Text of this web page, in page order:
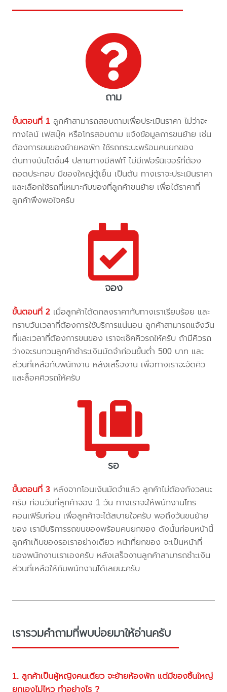
ถาม
ขั้นตอนที่ 1 ลูกค้าสามารถสอบถามเพื่อประเมินราคา ไม่ว่าจะ
ทางไลน์ เฟสบุ๊ค หรือโทรสอบถาม แจ้งข้อมูลการขนย้าย เช่น
ต้องการขนของย้ายหอพัก ใช้รถกระบะพร้อมคนยกของ
ต้นทางบันไดชั้น4 ปลายทางมีลิฟท์ ไม่มีเฟอร์นิเจอร์ที่ต้อง
ถอดประกอบ มีของใหญ่ตู้เย็น เป็นต้น ทางเราจะประเมินราคา
และเลือกใช้รถที่เหมาะกับของที่ลูกค้าขนย้าย เพื่อได้ราคาที่
ลูกค้าพึงพอใจครับ
จอง
ขั้นตอนที่ 2 เมื่อลูกค้าได้ตกลงราคากับทางเราเรียบร้อย และ
ทราบวันเวลาที่ต้องการใช้บริการแน่นอน ลูกค้าสามารถแจ้งวัน
ที่และเวลาที่ต้องการขนของ เราจะเช็คคิวรถให้ครับ ถ้ามีคิวรถ
ว่างจะรบกวนลูกค้าชำระเงินมัดจำก่อนขั้นต่ำ 500 บาท และ
ส่วนที่เหลือกับพนักงาน หลังเสร็จงาน เพื่อทางเราจะจัดคิว
และล็อคคิวรถให้ครับ
รอ
ขั้นตอนที่ 3 หลังจากโอนเงินมัดจำแล้ว ลูกค้าไม่ต้องกังวลนะ
ครับ ก่อนวันที่ลูกค้าจอง 1 วัน ทางเราจะให้พนักงานโทร
คอนเฟิร์มก่อน เพื่อลูกค้าจะได้สบายใจครับ พอถึงวันขนย้าย
ของ เรามีบริการรถขนของพร้อมคนยกของ ดังนั้นก่อนหน้านี้
ลูกค้าเก็บของรอเราอย่างเดียว หน้าที่ยกของ จะเป็นหน้าที่
ของพนักงานเราเองครับ หลังเสร็จงานลูกค้าสามารถชำะเงิน
ส่วนที่เหลือให้กับพนักงานได้เลยนะครับ
เรารวมคำถามที่พบบ่อยมาให้อ่านครับ
1. ลูกค้าเป็นผู้หญิงคนเดียว จะย้ายห้องพัก แต่มีของชิ้นใหญ่
ยกเองไม่ไหว ทำอย่างไร ?